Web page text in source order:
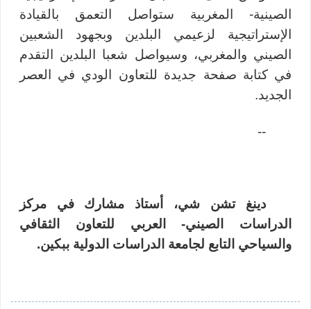
الصينية- المغربية ستواصل التعمق بالقيادة
الإستراتيجية لزعيمي البلدين وبجهود الشعبين
الصيني والمغربي، وسيواصل شعبا البلدين التقدم
في كتابة صفحة جديدة للتعاون الودي في العصر
الجديد.
--
دينغ تشن شي، أستاذ مشارك في مركز
الدراسات الصيني- العربي للتعاون الثقافي
والسياحي التابع لجامعة الدراسات الدولية ببكين.